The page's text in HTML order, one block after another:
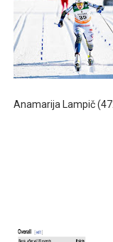
Anamarija Lampič